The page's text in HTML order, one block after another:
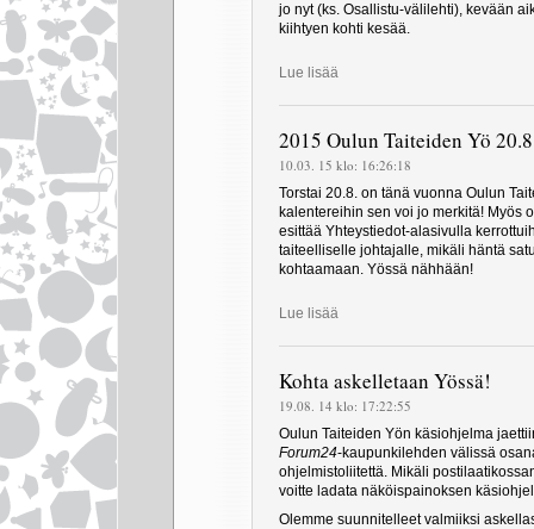
jo nyt (ks. Osallistu-välilehti), kevään
kiihtyen kohti kesää.
Lue lisää
2015 Oulun Taiteiden Yö
10.03. 15 klo: 16:26:18
Torstai 20.8. on tänä vuonna Oulun
kalentereihin sen voi jo merkitä! Myös
esittää Yhteystiedot-alasivulla
taiteelliselle johtajalle, mikäli häntä
kohtaamaan. Yössä nähhään!
Lue lisää
Kohta askelletaan Yössä!
19.08. 14 klo: 17:22:55
Oulun Taiteiden Yön käsiohjelma
Forum24-kaupunkilehden välissä
ohjelmistoliitettä. Mikäli
voitte ladata näköispainoksen
Olemme suunnitelleet valmiiksi